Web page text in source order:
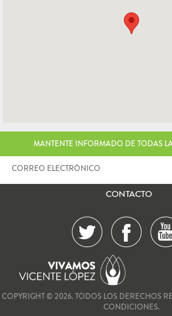
MANTENTE INFORMADO DE TODAS
CONTACTO
COPYRIGHT © 2026. TODOS LOS DERECHOS
CONDICIONES.